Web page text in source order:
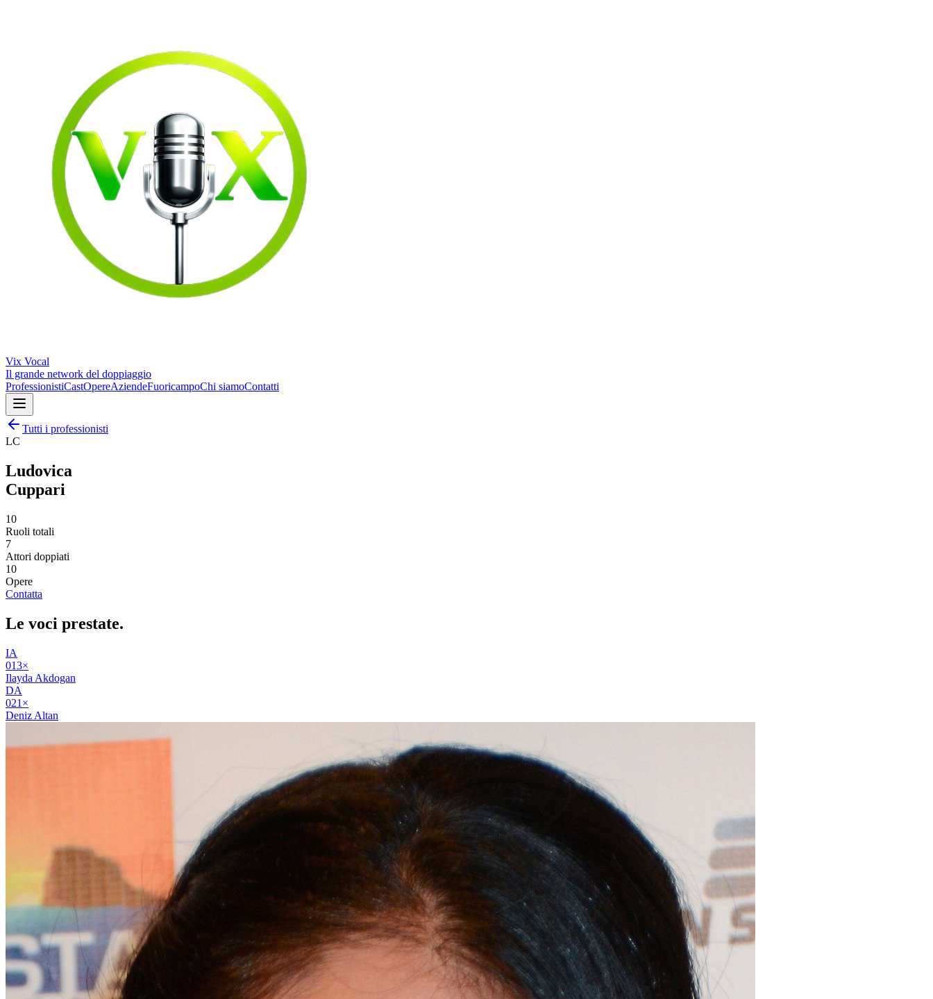
Vix Vocal
Il grande network del doppiaggio
ProfessionistiCastOpereAziendeFuoricampoChi siamoContatti
Tutti i professionisti
LC
Ludovica
Cuppari
10
Ruoli totali
7
Attori doppiati
10
Opere
Contatta
Le voci prestate.
IA
013×
Ilayda Akdogan
DA
021 ×
Deniz Altan